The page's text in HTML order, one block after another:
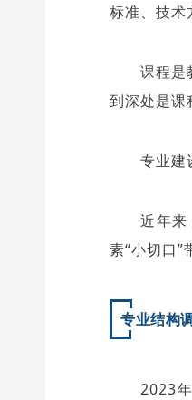
标准、技术
课程是
到深处是课
专业建
近年
素“小切口
专业结构
2023